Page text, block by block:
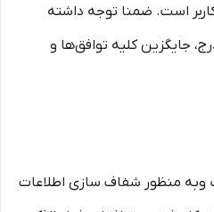
است. ضمنا توجه داشته
جایگزین کلیه توافق‏‌ها و
وبه منظور شفاف سازی اطلاعات